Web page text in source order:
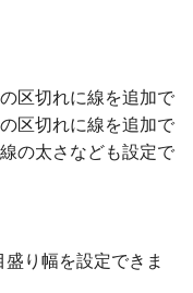
区切れに線を追加で
区切れに線を追加で
の太さなども設定で
り幅を設定できま